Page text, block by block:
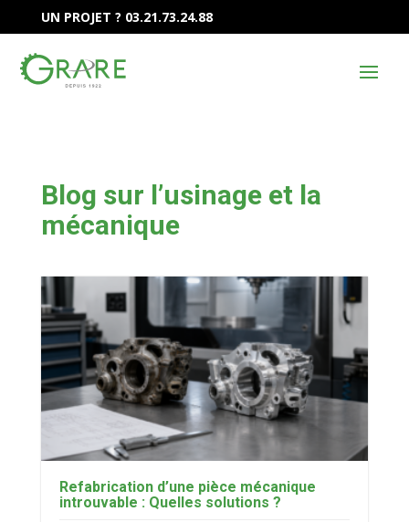
UN PROJET ? 03.21.73.24.88
Blog sur l’usinage et la
mécanique
Refabrication d’une pièce mécanique
introuvable : Quelles solutions ?